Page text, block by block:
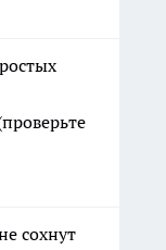
сохнут